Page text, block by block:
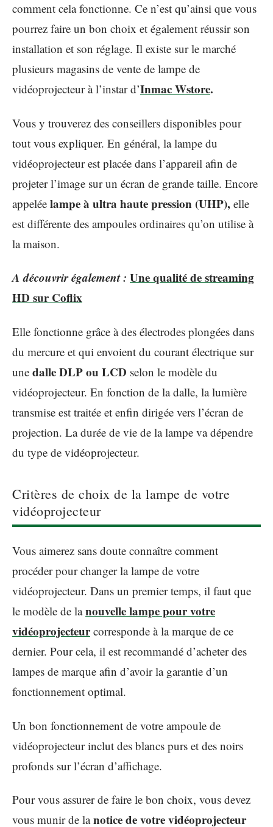
comment cela fonctionne. Ce n’est qu’ainsi que vous
pourrez faire un bon choix et également réussir son
installation et son réglage. Il existe sur le marché
plusieurs magasins de vente de lampe de
vidéoprojecteur à l’instar d’Inmac Wstore.
Vous y trouverez des conseillers disponibles pour
tout vous expliquer. En général, la lampe du
vidéoprojecteur est placée dans l’appareil afin de
projeter l’image sur un écran de grande taille. Encore
appelée lampe à ultra haute pression (UHP), elle
est différente des ampoules ordinaires qu’on utilise à
la maison.
A découvrir également : Une qualité de streaming
HD sur Coflix
Elle fonctionne grâce à des électrodes plongées dans
du mercure et qui envoient du courant électrique sur
une dalle DLP ou LCD selon le modèle du
vidéoprojecteur. En fonction de la dalle, la lumière
transmise est traitée et enfin dirigée vers l’écran de
projection. La durée de vie de la lampe va dépendre
du type de vidéoprojecteur.
Critères de choix de la lampe de votre
vidéoprojecteur
Vous aimerez sans doute connaître comment
procéder pour changer la lampe de votre
vidéoprojecteur. Dans un premier temps, il faut que
le modèle de lanouvelle lampe pour votre
vidéoprojecteurcorresponde à la marque de ce
dernier. Pour cela, il est recommandé d’acheter des
lampes de marque afin d’avoir la garantie d’un
fonctionnement optimal.
Un bon fonctionnement de votre ampoule de
vidéoprojecteur inclut des blancs purs et des noirs
profonds sur l’écran d’affichage.
Pour vous assurer de faire le bon choix, vous devez
vous munir de lanotice de votre vidéoprojecteur